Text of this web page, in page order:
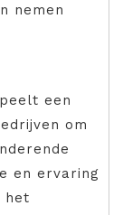
nemen
een
om
en ervaring
het